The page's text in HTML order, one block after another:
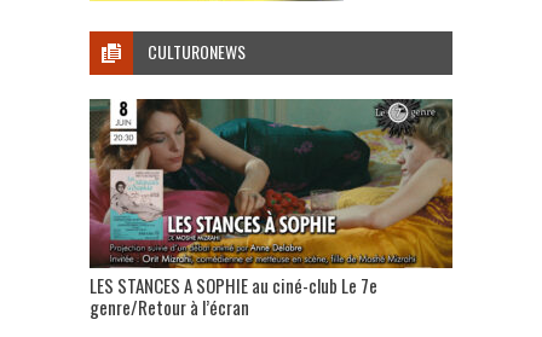
CULTURONEWS
LES STANCES A SOPHIE au ciné-club Le 7e
genre/Retour à l’écran